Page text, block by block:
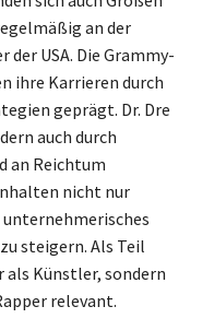
an der
USA. Die Grammy-
ihre Karrieren durch
geprägt. Dr. Dre
auch durch
an Reichtum
nicht nur
steigern. Als Teil
Künstler, sondern
relevant.